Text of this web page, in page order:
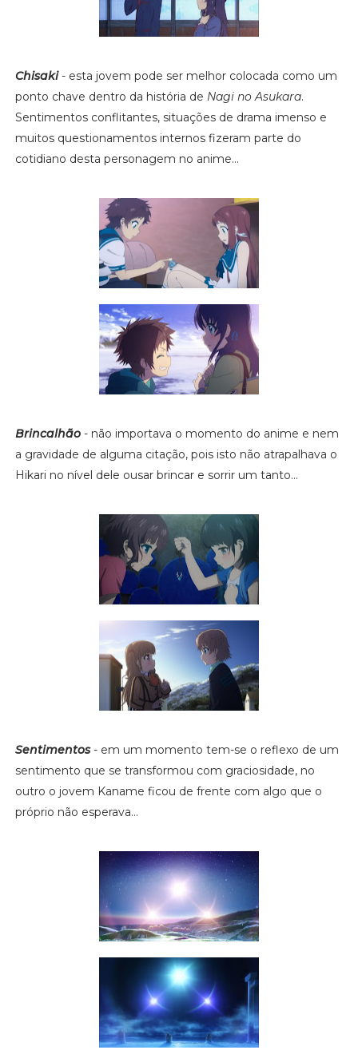
Chisaki- esta jovem pode ser melhor colocada como um
ponto chave dentro da história de Nagi no Asukara.
Sentimentos conflitantes, situações de drama imenso e
muitos questionamentos internos fizeram parte do
cotidiano desta personagem no anime...
Brincalhão- não importava o momento do anime e nem
a gravidade de alguma citação, pois isto não atrapalhava o
Hikari no nível dele ousar brincar e sorrir um tanto...
Sentimentos- em um momento tem-se o reflexo de um
sentimento que se transformou com graciosidade, no
outro o jovem Kaname ficou de frente com algo que o
próprio não esperava...